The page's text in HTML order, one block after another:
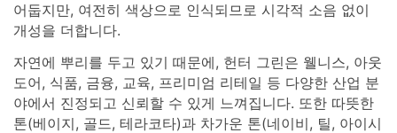
어둡지만, 여전히 색상으로 인식되므로 시각적 소음 없이
개성을 더합니다.
자연에 뿌리를 두고 있기 때문에, 헌터 그린은 웰니스, 아웃
도어, 식품, 금융, 교육, 프리미엄 리테일 등 다양한 산업 분
야에서 진정되고 신뢰할 수 있게 느껴집니다. 또한 따뜻한
톤(베이지, 골드, 테라코타)과 차가운 톤(네이비, 틸, 아이시